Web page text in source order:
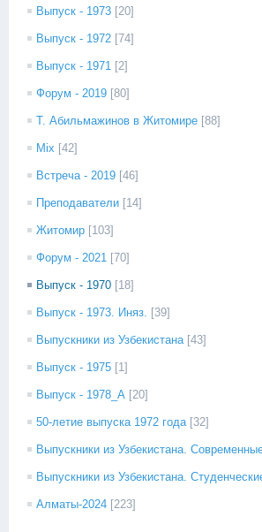
Выпуск - 1973 [20]
Выпуск - 1972 [74]
Выпуск - 1971 [2]
Форум - 2019 [80]
Т. Абильмажинов в Житомире [88]
Mix [42]
Встреча - 2019 [46]
Преподаватели [14]
Житомир [103]
Форум - 2021 [70]
Выпуск - 1970 [18]
Выпуск - 1973. Иняз. [39]
Выпускники из Узбекистана [43]
Выпуск - 1975 [1]
Выпуск - 1978_А [20]
50-летие выпуска 1972 года [32]
Выпускники из Узбекистана.
Выпускники из Узбекистана.
Алматы-2024 [223]